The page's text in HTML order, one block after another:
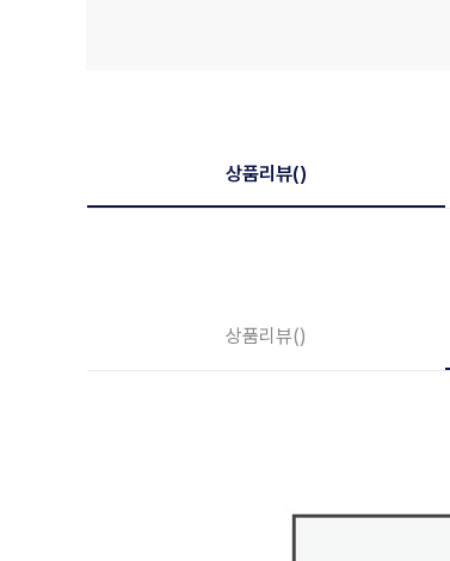
상품리뷰()
상품리뷰()